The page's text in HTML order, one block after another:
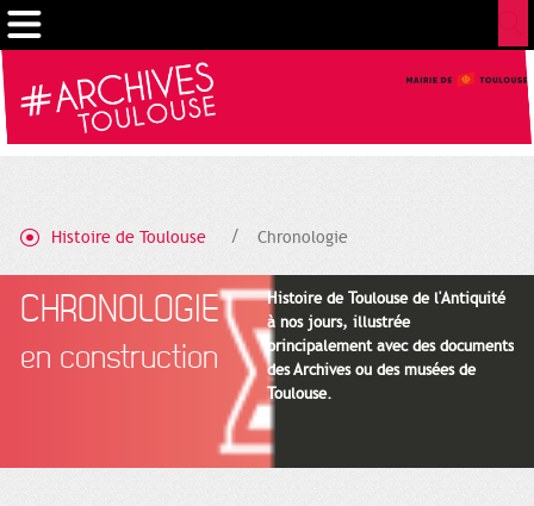
Histoire de Toulouse Chronologie
CHRONOLOGIE
en construction
Histoire de Toulouse de l'Antiquité
à nos jours, illustrée
principalement avec des documents
des Archives ou des musées de
Toulouse.
Gestion de vos préférences sur les cookies